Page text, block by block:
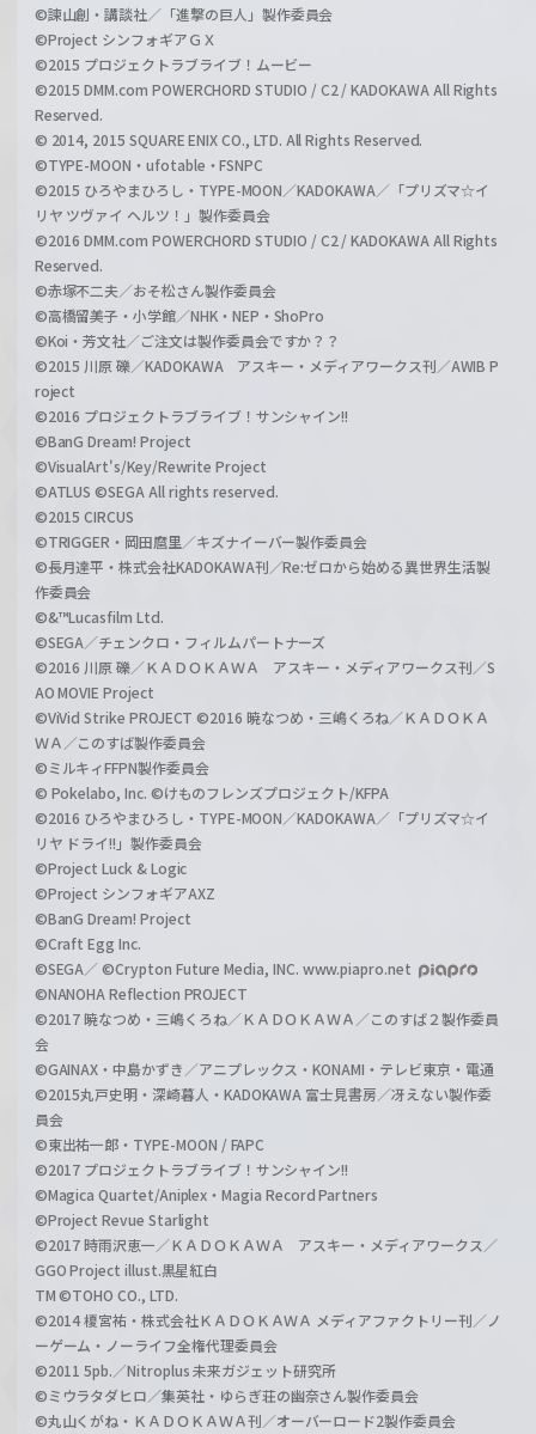
©諫山創・講談社／「進撃の巨人」製作委員会
©Project シンフォギアＧＸ
©2015 プロジェクトラブライブ！ムービー
©2015 DMM.com POWERCHORD STUDIO / C2 / KADOKAWA All Rights
Reserved.
© 2014, 2015 SQUARE ENIX CO., LTD. All Rights Reserved.
©TYPE-MOON・ufotable・FSNPC
©2015 ひろやまひろし・TYPE-MOON／KADOKAWA／「プリズマ☆イ
リヤ ツヴァイ ヘルツ！」製作委員会
©2016 DMM.com POWERCHORD STUDIO / C2 / KADOKAWA All Rights
Reserved.
©赤塚不二夫／おそ松さん製作委員会
©高橋留美子・小学館／NHK・NEP・ShoPro
©Koi・芳文社／ご注文は製作委員会ですか？？
©2015 川原 礫／KADOKAWA アスキー・メディアワークス刊／AWIB P
roject
©2016 プロジェクトラブライブ！サンシャイン!!
©BanG Dream! Project
©VisualArt's/Key/Rewrite Project
©ATLUS ©SEGA All rights reserved.
©2015 CIRCUS
©TRIGGER・岡田麿里／キズナイーバー製作委員会
©長月達平・株式会社KADOKAWA刊／Re:ゼロから始める異世界生活製
作委員会
©&™Lucasfilm Ltd.
©SEGA／チェンクロ・フィルムパートナーズ
©2016 川原 礫／ＫＡＤＯＫＡＷＡ アスキー・メディアワークス刊／S
AO MOVIE Project
©ViVid Strike PROJECT ©2016 暁なつめ・三嶋くろね／ＫＡＤＯＫＡ
ＷＡ／このすば製作委員会
©ミルキィFFPN製作委員会
© Pokelabo, Inc. ©けものフレンズプロジェクト/KFPA
©2016 ひろやまひろし・TYPE-MOON／KADOKAWA／「プリズマ☆イ
リヤ ドライ!!」製作委員会
©Project Luck & Logic
©Project シンフォギアAXZ
©BanG Dream! Project
©Craft Egg Inc.
©SEGA／ ©Crypton Future Media, INC. www.piapro.net
©NANOHA Reflection PROJECT
©2017 暁なつめ・三嶋くろね／ＫＡＤＯＫＡＷＡ／このすば２製作委員
会
©GAINAX・中島かずき／アニプレックス・KONAMI・テレビ東京・電通
©2015丸戸史明・深崎暮人・KADOKAWA 富士見書房／冴えない製作委
員会
©東出祐一郎・TYPE-MOON / FAPC
©2017 プロジェクトラブライブ！サンシャイン!!
©Magica Quartet/Aniplex・Magia Record Partners
©Project Revue Starlight
©2017 時雨沢恵一／ＫＡＤＯＫＡＷＡ アスキー・メディアワークス／
GGO Project illust.黒星紅白
TM ©TOHO CO., LTD.
©2014 榎宮祐・株式会社ＫＡＤＯＫＡＷＡ メディアファクトリー刊／ノ
ーゲーム・ノーライフ全権代理委員会
©2011 5pb.／Nitroplus 未来ガジェット研究所
©ミウラタダヒロ／集英社・ゆらぎ荘の幽奈さん製作委員会
©丸山くがね・ＫＡＤＯＫＡＷＡ刊／オーバーロード2製作委員会